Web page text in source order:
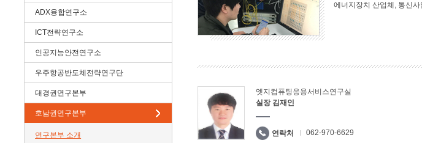
ADX융합연구소
ICT전략연구소
인공지능안전연구소
우주항공반도체전략연구단
대경권연구본부
호남권연구본부
연구본부 소개
에너지장치 산업체, 통신
엣지컴퓨팅응용서비스연구실
실장 김재인
연락처 062-970-6629